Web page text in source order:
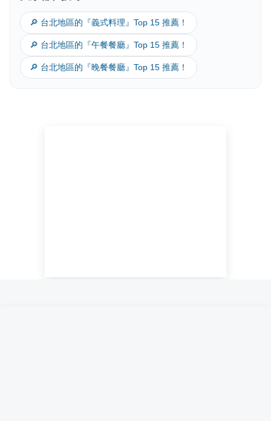
🔎 台北地區的『義式料理』Top 15 推薦！
🔎 台北地區的『午餐餐廳』Top 15 推薦！
🔎 台北地區的『晚餐餐廳』Top 15 推薦！